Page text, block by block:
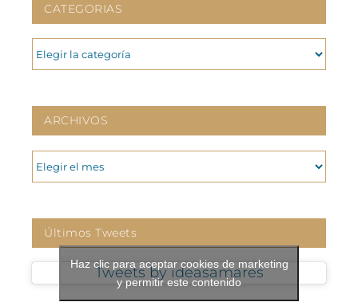
CATEGORIAS
CATEGORIAS
ARCHIVOS
ARCHIVOS
Últimos Tweets
Tweets by ideasamares
Haz clic para aceptar cookies de marketing
y permitir este contenido